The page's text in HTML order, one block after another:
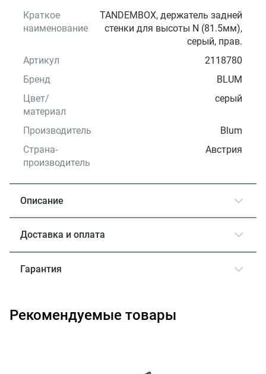
Краткое
наименование
TANDEMBOX, держатель задней
стенки для высоты N (81.5мм),
серый, прав.
Артикул
2118780
Бренд
BLUM
Цвет/
материал
серый
Производитель
Blum
Страна-
производитель
Австрия
Описание
Доставка и оплата
Гарантия
Рекомендуемые товары